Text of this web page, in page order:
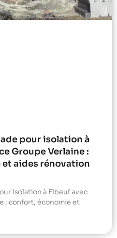
pour isolation à
Groupe Verlaine :
aides rénovation
isolation à Elbeuf avec
: confort, économie et